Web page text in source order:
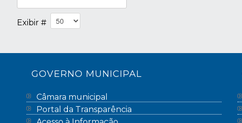
Exibir #
GOVERNO MUNICIPAL
Câmara municipal
Portal da Transparência